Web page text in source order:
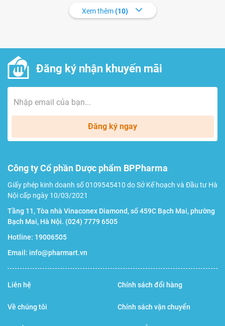
Xem thêm(10)
Đăng ký nhận khuyến mãi
Đăng ký ngay
Công ty Cổ phần Dược phẩm BPPharma
Giấy phép kinh doanh số 0109545410 do Sở Kế hoạch và Đầu tư Hà
Nội cấp ngày 10/03/2021
Tầng 11, Tòa nhà Vinaconex Diamond, số 459C Bạch Mai, phường
Bạch Mai, Hà Nội. (024) 7779 6505
Hotline: 19006505
Email: info@pharmart.vn
Liên hệ
Về chúng tôi
Chính sách đổi hàng
Chính sách vận chuyển